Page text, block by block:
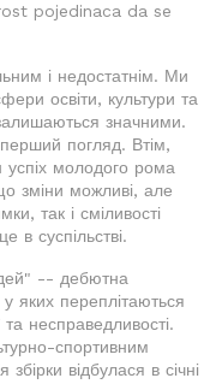
pojedinaca da se
і недостатнім. Ми
освіти, культури та
значними.
погляд. Втім,
успіх молодого рома
зміни можливі, але
так і сміливості
в суспільстві.
-- дебютна
у яких переплітаються
та несправедливості.
спортивним
відбулася в січні